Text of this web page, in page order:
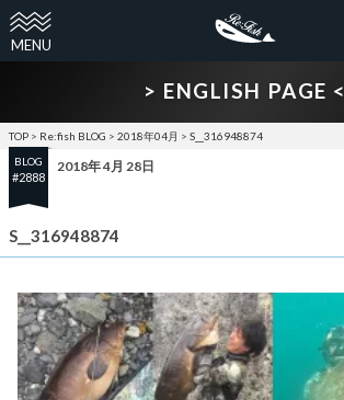
> ENGLISH PAGE <
TOP > Re:fish BLOG > 2018年04月 > S__316948874
BLOG
#2888
2018年 4月 28日
S__316948874